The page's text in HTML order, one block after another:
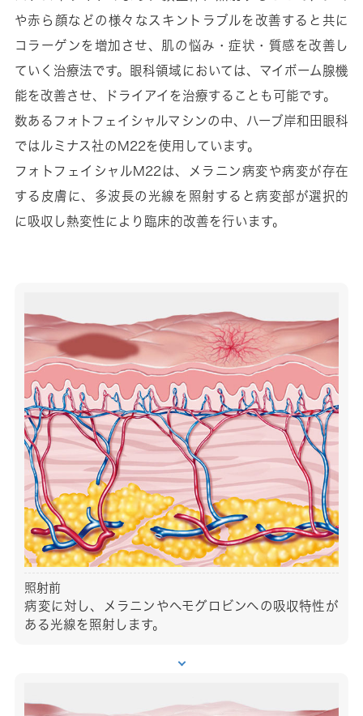
や赤ら顔などの様々なスキントラブルを改善すると共に
コラーゲンを増加させ、肌の悩み・症状・質感を改善し
ていく治療法です。眼科領域においては、マイボーム腺機
能を改善させ、ドライアイを治療することも可能です。
数あるフォトフェイシャルマシンの中、ハーブ岸和田眼科
ではルミナス社のM22を使用しています。
フォトフェイシャルM22は、メラニン病変や病変が存在
する皮膚に、多波長の光線を照射すると病変部が選択的
に吸収し熱変性により臨床的改善を行います。
照射前
病変に対し、メラニンやヘモグロビンヘの吸収特性が
ある光線を照射します。